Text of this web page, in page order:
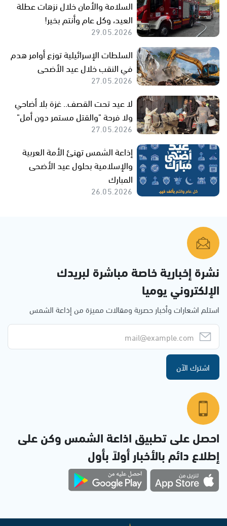
السلامة والأمان خلال نزهات عطلة
العيد، وكل عام وأنتم بخير!
29.05.2026
السلطات الإسرائيلية توزع أوامر هدم
في النقب خلال عيد الأضحى
27.05.2026
لا عيد تحت القصف.. غزة بلا أضاحي
ولا فرحة "والقتل مستمر دون أمل"
27.05.2026
إذاعة الشمس تهنئ الأمة العربية
والإسلامية بحلول عيد الأضحى
المبارك
26.05.2026
نشرة إخبارية خاصة مباشرة لبريدك
الإلكتروني يوميا
استلم اشعارات وأخبار حصرية ومقالات مميزة من إذاعة الشمس
اشترك الآن
احصل على تطبيق اذاعة الشمس وكن على
إطلاع دائم بالأخبار أولاً بأول